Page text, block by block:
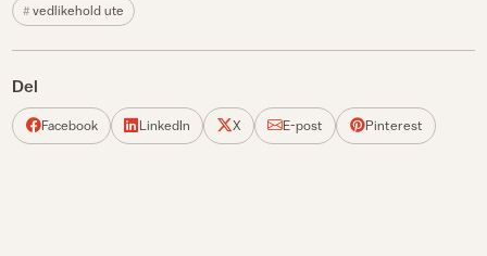
vedlikehold ute
Del
Facebook LinkedIn X E-post Pinterest